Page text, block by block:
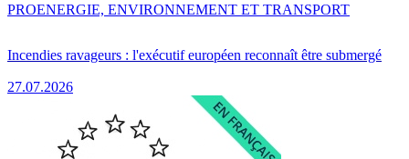
Incendies ravageurs : l'exécutif européen reconnaît être submergé
27.07.2026
PROENERGIE, ENVIRONNEMENT ET TRANSPORT